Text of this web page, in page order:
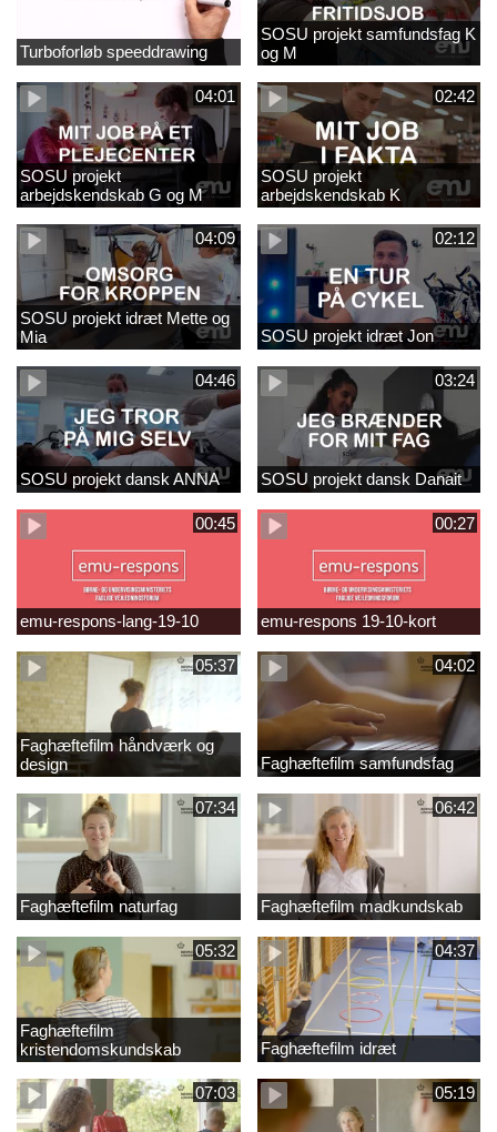
Turboforløb speeddrawing
SOSU projekt samfundsfag K
og M
04:01
SOSU projekt
arbejdskendskab G og M
02:42
SOSU projekt
arbejdskendskab K
04:09
SOSU projekt idræt Mette og
Mia
02:12
SOSU projekt idræt Jon
04:46
SOSU projekt dansk ANNA
03:24
SOSU projekt dansk Danait
00:45
emu-respons-lang-19-10
00:27
emu-respons 19-10-kort
05:37
Faghæftefilm håndværk og
design
04:02
Faghæftefilm samfundsfag
07:34
Faghæftefilm naturfag
06:42
Faghæftefilm madkundskab
05:32
Faghæftefilm
kristendomskundskab
04:37
Faghæftefilm idræt
07:03 05:19